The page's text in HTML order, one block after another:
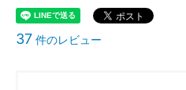
37 件のレビュー